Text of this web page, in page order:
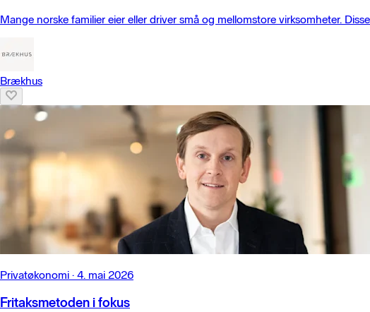
Mange norske familier eier eller driver små og mellomstore virksomheter.
Brækhus
Privatøkonomi · 4. mai 2026
Fritaksmetoden i fokus